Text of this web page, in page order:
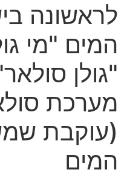
"מי גולן
סולאר",
שמש